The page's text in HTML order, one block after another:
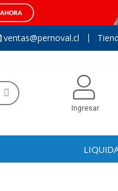
ventas@pernoval.cl
Ingresar